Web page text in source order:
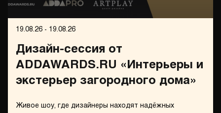
19.08.26 - 19.08.26
Дизайн-сессия от
ADDAWARDS.RU «Интерьеры и
экстерьер загородного дома»
Живое шоу, где дизайнеры находят надёжных